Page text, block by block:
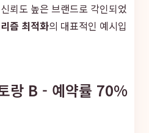
뢰도 높은 브랜드로 각인되었
즘 최적화의 대표적인 예시입
랑 B - 예약률 70%